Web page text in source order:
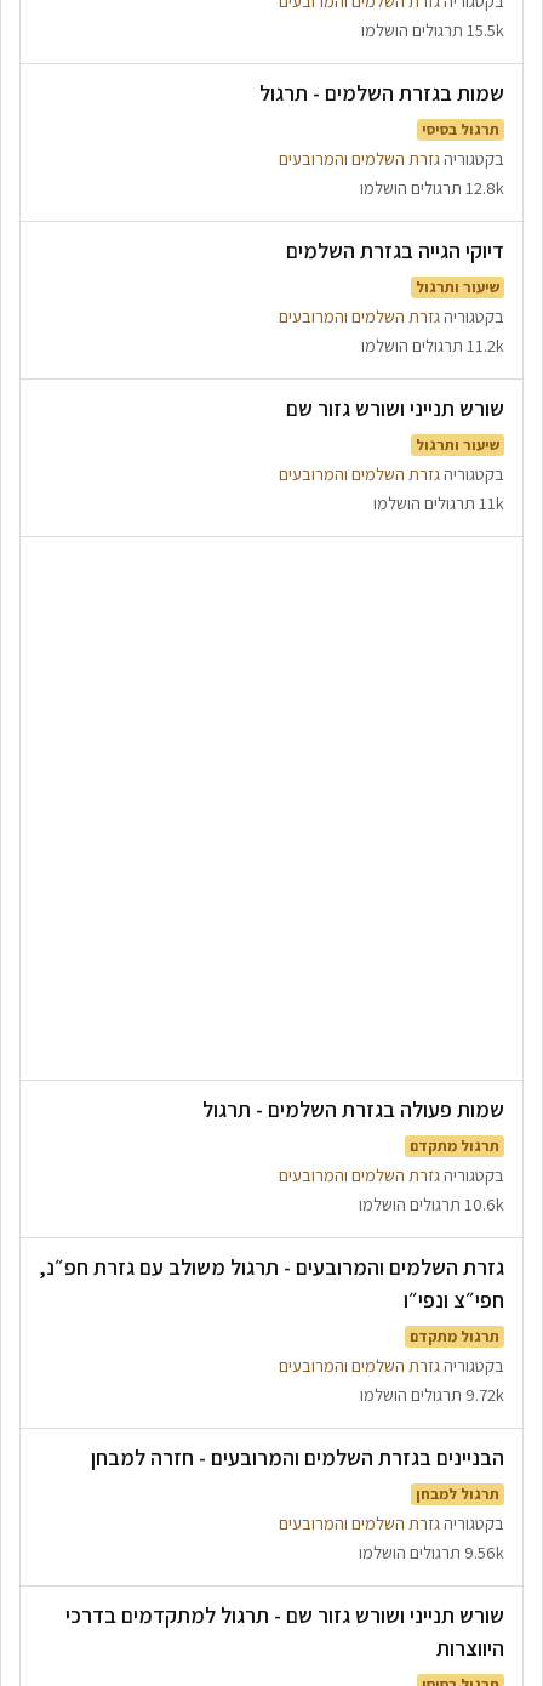
15.5k תרגולים הושלמו
שמות בגזרת השלמים - תרגול
תרגול בסיסי
בקטגוריהגזרת השלמים והמרובעים
12.8k תרגולים הושלמו
דיוקי הגייה בגזרת השלמים
שיעור ותרגול
בקטגוריהגזרת השלמים והמרובעים
11.2k תרגולים הושלמו
שורש תנייני ושורש גזור שם
שיעור ותרגול
בקטגוריהגזרת השלמים והמרובעים
11k תרגולים הושלמו
שמות פעולה בגזרת השלמים - תרגול
תרגול מתקדם
בקטגוריהגזרת השלמים והמרובעים
10.6k תרגולים הושלמו
גזרת השלמים והמרובעים - תרגול משולב עם גזרת חפ״נ,
חפי״צ ונפי״ו
תרגול מתקדם
בקטגוריהגזרת השלמים והמרובעים
9.72k תרגולים הושלמו
הבניינים בגזרת השלמים והמרובעים - חזרה למבחן
תרגול למבחן
בקטגוריהגזרת השלמים והמרובעים
9.56k תרגולים הושלמו
שורש תנייני ושורש גזור שם - תרגול למתקדמים בדרכי
היווצרות